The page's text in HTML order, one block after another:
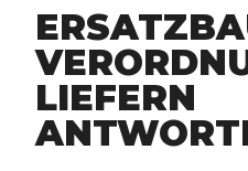
LIEFERN